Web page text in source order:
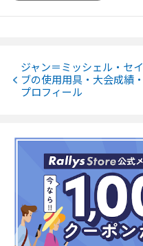
ジャン＝ミッシェル・セイ
ブの使用用具・大会成績・
プロフィール